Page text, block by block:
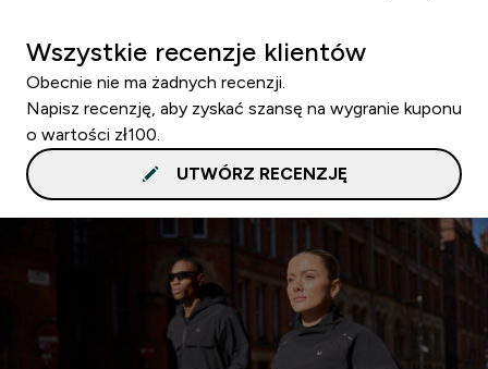
Wszystkie recenzje klientów
Obecnie nie ma żadnych recenzji.
Napisz recenzję, aby zyskać szansę na wygranie kuponu
o wartości zł100.
UTWÓRZ RECENZJĘ